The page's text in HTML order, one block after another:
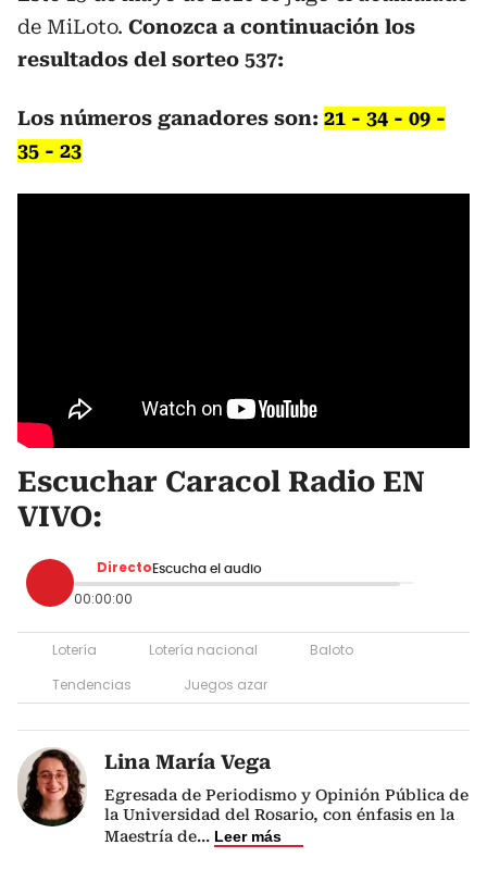
de MiLoto. Conozca a continuación los
resultados del sorteo 537:
Los números ganadores son: 21 - 34 - 09 -
35 - 23
Escuchar Caracol Radio EN
VIVO:
Directo Escucha el audio
00:00:00
Lotería Lotería nacional
Baloto
Tendencias
Juegos azar
Lina María Vega
Egresada de Periodismo y Opinión Pública de
la Universidad del Rosario, con énfasis en la
Maestría de... Leer más